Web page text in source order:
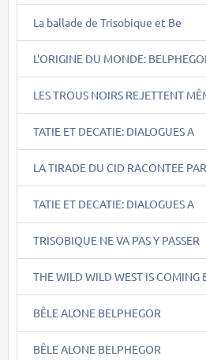
La ballade de Trisobique et Be
L'ORIGINE DU MONDE:
LES TROUS NOIRS REJETTENT
TATIE ET DECATIE: DIALOGUES A
LA TIRADE DU CID RACONTEE PAR
TATIE ET DECATIE: DIALOGUES A
TRISOBIQUE NE VA PAS Y PASSER
THE WILD WILD WEST IS COMING
BÊLE ALONE BELPHEGOR
BÊLE ALONE BELPHEGOR